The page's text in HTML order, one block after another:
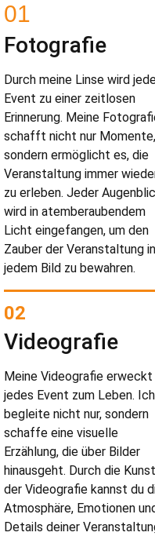
01
Fotografie
Durch meine Linse wird
Event zu einer zeitlosen
Erinnerung. Meine
schafft nicht nur Momente,
sondern ermöglicht es, die
Veranstaltung immer
zu erleben. Jeder
wird in atemberaubendem
Licht eingefangen, um den
Zauber der Veranstaltung in
jedem Bild zu bewahren.
02
Videografie
Meine Videografie erweckt
jedes Event zum Leben. Ich
begleite nicht nur, sondern
schaffe eine visuelle
Erzählung, die über Bilder
hinausgeht. Durch die Kunst
der Videografie kannst du
Atmosphäre, Emotionen
Details deiner